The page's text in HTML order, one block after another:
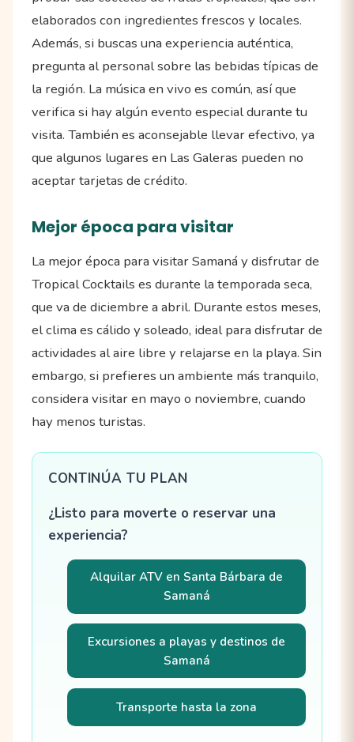
elaborados con ingredientes frescos y locales.
Además, si buscas una experiencia auténtica,
pregunta al personal sobre las bebidas típicas de
la región. La música en vivo es común, así que
verifica si hay algún evento especial durante tu
visita. También es aconsejable llevar efectivo, ya
que algunos lugares en Las Galeras pueden no
aceptar tarjetas de crédito.
Mejor época para visitar
La mejor época para visitar Samaná y disfrutar de
Tropical Cocktails es durante la temporada seca,
que va de diciembre a abril. Durante estos meses,
el clima es cálido y soleado, ideal para disfrutar de
actividades al aire libre y relajarse en la playa. Sin
embargo, si prefieres un ambiente más tranquilo,
considera visitar en mayo o noviembre, cuando
hay menos turistas.
CONTINÚA TU PLAN
¿Listo para moverte o reservar una
experiencia?
Alquilar ATV en Santa Bárbara de
Samaná
Excursiones a playas y destinos de
Samaná
Transporte hasta la zona